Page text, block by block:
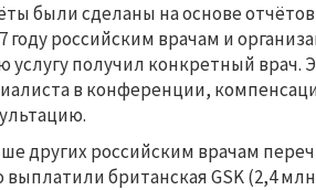
были сделаны на основе
году российским врачам и
услугу получил конкретный врач.
в конференции,
других российским врачам
выплатили британская GSK (2,4